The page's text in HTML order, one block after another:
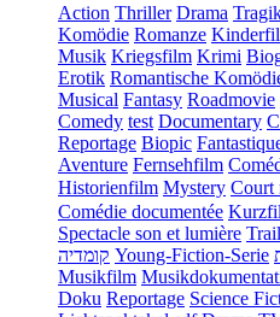
Action Thriller Drama
Komödie Romanze
Musik Kriegsfilm Krimi
Erotik Romantische
Musical Fantasy Roadmovie
Comedy test Documentary
Reportage Biopic
Aventure Fernsehfilm
Historienfilm Mystery Court
Comédie documentée
Spectacle son et lumière
קומדיה Young-Fiction-Serie
Musikfilm
Doku Reportage Science